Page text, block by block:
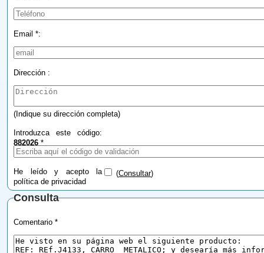
Email *:
Dirección :
(Indique su dirección completa)
Introduzca este código:
882026 *
He leído y acepto la
política de privacidad
(Consultar)
Consulta
Comentario *